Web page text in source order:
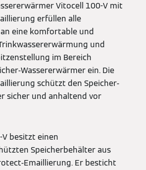
Vitocell 100-V mit
erfüllen alle
eine komfortable und
und
im Bereich
Wassererwärmer ein. Die
schützt den Speicher-
sicher und anhaltend vor
besitzt einen
Speicherbehälter aus
Emaillierung. Er besticht